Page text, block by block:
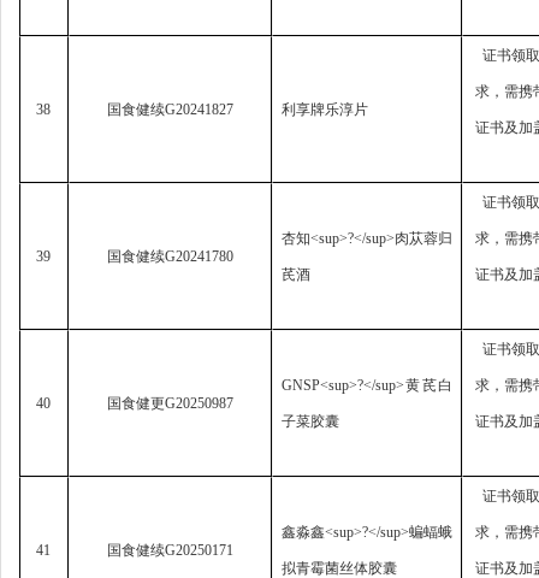
38 国食健续G20241827 利享牌乐淳片
证书领
求， 需携
证书及加
39 国食健续G20241780
杏知<sup>?</sup>肉苁蓉归
芪酒
证书领
求， 需携
证书及加
40 国食健更G20250987
GNSP<sup>?</sup>黄芪白
子菜胶囊
证书领
求， 需携
证书及加
41 国食健续G20250171
鑫淼鑫<sup>?</sup>蝙蝠蛾
拟青霉菌丝体胶囊
证书领
求， 需携
证书及加